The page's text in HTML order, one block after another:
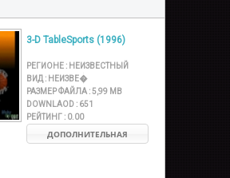
3-D TableSports (1996)
РЕГИОНЕ : НЕИЗВЕСТНЫЙ
ВИД : НЕИЗВЕ�
РАЗМЕР ФАЙЛА :5,99 MB
DOWNLAOD : 651
РЕЙТИНГ : 0.00
ДОПОЛНИТЕЛЬНАЯ